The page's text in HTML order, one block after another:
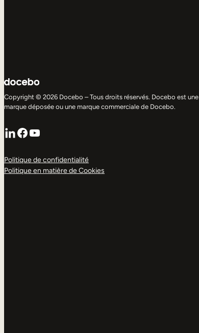
Copyright © 2026 Docebo – Tous droits réservés. Docebo est une
marque déposée ou une marque commerciale de Docebo.
LinkedIn
Facebook
YouTube
Politique de confidentialité
Politique en matière de Cookies